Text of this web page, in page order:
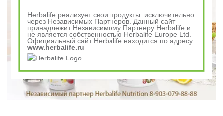
Herbalife реализует свои продукты исключительно
через Независимых Партнеров. Данный сайт
принадлежит Независимому Партнеру Herbalife и
не является собственностью Herbalife Europe Ltd.
Официальный сайт Herbalife находится по адресу
www.herbalife.ru